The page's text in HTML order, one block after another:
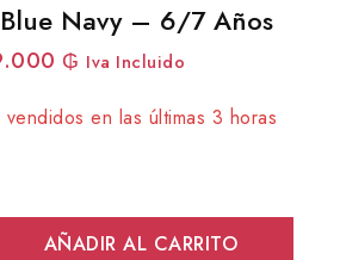
Navy – 6/7 Años
₲ Iva Incluido
en las últimas 3 horas
AÑADIR AL CARRITO